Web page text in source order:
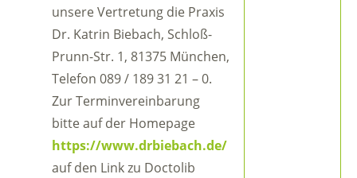
unsere Vertretung die Praxis
Dr. Katrin Biebach, Schloß-
Prunn-Str. 1, 81375 München,
Telefon 089 / 189 31 21 – 0.
Zur Terminvereinbarung
bitte auf der Homepage
https://www.drbiebach.de/
auf den Link zu Doctolib